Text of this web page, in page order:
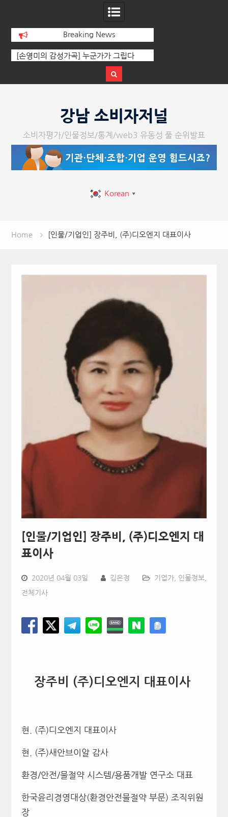
Breaking News
[손영미의 감성가곡] 누군가가 그립다
강남 소비자저널
소비자평가/인물정보/통계/web3 유동성 풀 순위발표
Korean ▼
Home [인물/기업인] 장주비, (주)디오엔지 대표이사
[인물/기업인] 장주비, (주)디오엔지 대
표이사
2020년 04월 03일 김은정 기업가, 인물정보
전체기사
장주비 (주)디오엔지 대표이사
현 . (주)디오엔지 대표이사
현 . (주)새안브이알 감사
환경/안전/물절약 시스템/용품개발 연구소 대표
한국윤리경영대상(환경안전물절약 부문) 조직위원
장